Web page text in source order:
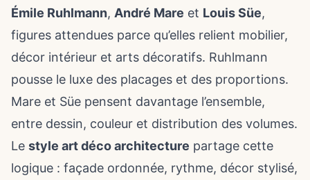
Émile Ruhlmann, André Mare et Louis Süe,
figures attendues parce qu’elles relient mobilier,
décor intérieur et arts décoratifs. Ruhlmann
pousse le luxe des placages et des proportions.
Mare et Süe pensent davantage l’ensemble,
entre dessin, couleur et distribution des volumes.
Le style art déco architecture partage cette
logique : façade ordonnée, rythme, décor stylisé,